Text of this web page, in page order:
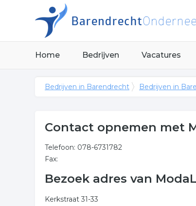
Home Bedrijven Vacatures
Bedrijven in Barendrecht Bedrijven in
Contact opnemen met
Telefoon: 078-6731782
Fax:
Bezoek adres van
Kerkstraat 31-33